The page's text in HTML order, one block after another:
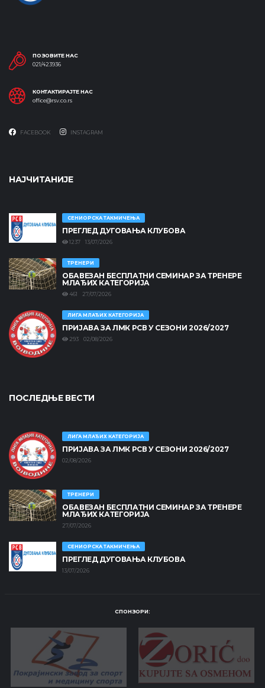
ПОЗОВИТЕ НАС
021/423936
КОНТАКТИРАЈТЕ НАС
office@rsv.co.rs
FACEBOOK INSTAGRAM
НАЈЧИТАНИЈЕ
СЕНИОРСКА ТАКМИЧЕЊА
ПРЕГЛЕД ДУГОВАЊА КЛУБОВА
1237 13/07/2026
ТРЕНЕРИ
ОБАВЕЗАН БЕСПЛАТНИ СЕМИНАР ЗА ТРЕНЕРЕ
МЛАЂИХ КАТЕГОРИЈА
461 27/07/2026
ЛИГА МЛАЂИХ КАТЕГОРИЈА
ПРИЈАВА ЗА ЛМК РСВ У СЕЗОНИ 2026/2027
293 02/08/2026
ПОСЛЕДЊЕ ВЕСТИ
ЛИГА МЛАЂИХ КАТЕГОРИЈА
ПРИЈАВА ЗА ЛМК РСВ У СЕЗОНИ 2026/2027
02/08/2026
ТРЕНЕРИ
ОБАВЕЗАН БЕСПЛАТНИ СЕМИНАР ЗА ТРЕНЕРЕ
МЛАЂИХ КАТЕГОРИЈА
27/07/2026
СЕНИОРСКА ТАКМИЧЕЊА
ПРЕГЛЕД ДУГОВАЊА КЛУБОВА
13/07/2026
СПОНЗОРИ: